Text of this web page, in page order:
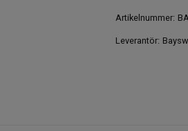
Artikelnummer:
Leverantör: